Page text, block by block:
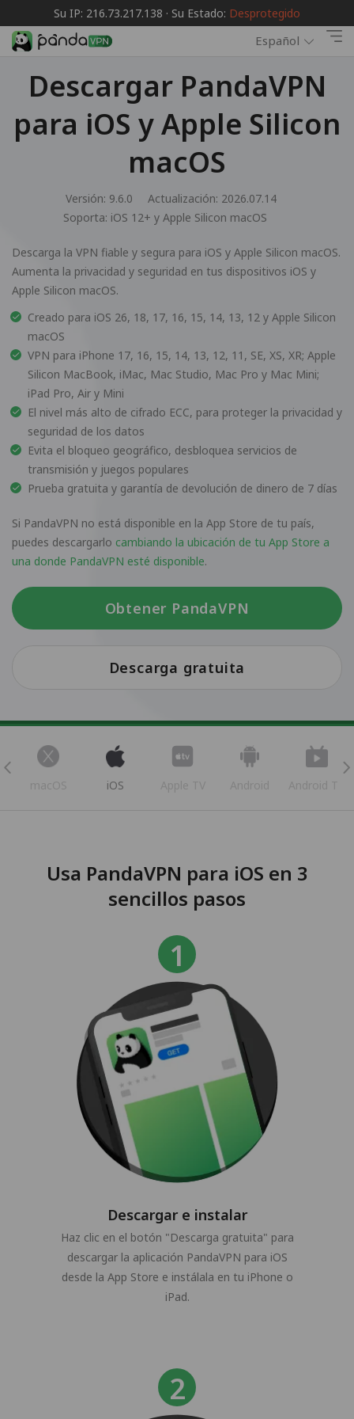
Su IP: 216.73.217.138 · Su Estado: Desprotegido
Español
Descargar PandaVPN
para iOS y Apple Silicon
macOS
Versión: 9.6.0
Actualización: 2026.07.14
Soporta: iOS 12+ y Apple Silicon macOS
Descarga la VPN fiable y segura para iOS y Apple Silicon macOS.
Aumenta la privacidad y seguridad en tus dispositivos iOS y
Apple Silicon macOS.
Creado para iOS 26, 18, 17, 16, 15, 14, 13, 12 y Apple Silicon
macOS
VPN para iPhone 17, 16, 15, 14, 13, 12, 11, SE, XS, XR; Apple
Silicon MacBook, iMac, Mac Studio, Mac Pro y Mac Mini;
iPad Pro, Air y Mini
El nivel más alto de cifrado ECC, para proteger la privacidad y
seguridad de los datos
Evita el bloqueo geográfico, desbloquea servicios de
transmisión y juegos populares
Prueba gratuita y garantía de devolución de dinero de 7 días
Si PandaVPN no está disponible en la App Store de tu país,
puedes descargarlo cambiando la ubicación de tu App Store a
una donde PandaVPN esté disponible.
Obtener PandaVPN
Descarga gratuita
macOS iOS Apple TV Android Android TV
Usa PandaVPN para iOS en 3
sencillos pasos
Descargar e instalar
Haz clic en el botón "Descarga gratuita" para
descargar la aplicación PandaVPN para iOS
desde la App Store e instálala en tu iPhone o
iPad.